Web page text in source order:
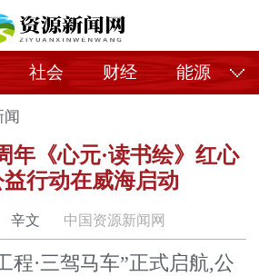
社会 财经 能源
闻
年《心元·读书绘》红心
益行动在威海启动
辛文 中国资源新闻网
三驾马车”正式启航,公